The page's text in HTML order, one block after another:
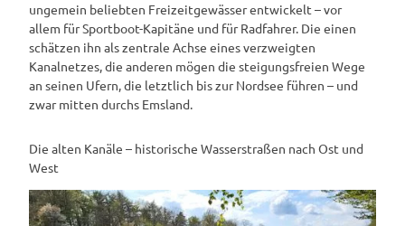
ungemein beliebten Freizeitgewässer entwickelt – vor
allem für Sportboot-Kapitäne und für Radfahrer. Die einen
schätzen ihn als zentrale Achse eines verzweigten
Kanalnetzes, die anderen mögen die steigungsfreien Wege
an seinen Ufern, die letztlich bis zur Nordsee führen – und
zwar mitten durchs Emsland.
Die alten Kanäle – historische Wasserstraßen nach Ost und
West